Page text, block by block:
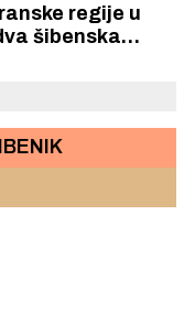
regije u
šibenska